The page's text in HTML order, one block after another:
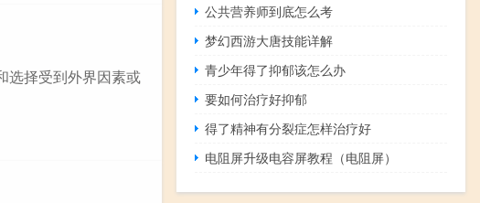
选择受到外界因素或
公共营养师到底怎么考
梦幻西游大唐技能详解
青少年得了抑郁该怎么办
要如何治疗好抑郁
得了精神有分裂症怎样治疗好
电阻屏升级电容屏教程（电阻屏）